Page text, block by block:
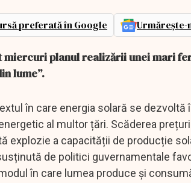
preferată în Google Urmărește-
miercuri planul realizării unei mari
lume”.
în care energia solară se
al multor țări. Scăderea
explozie a capacității de producție
de politici guvernamentale
în care lumea produce și